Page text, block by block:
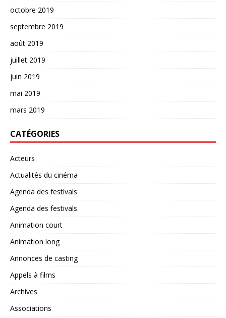
octobre 2019
septembre 2019
août 2019
juillet 2019
juin 2019
mai 2019
mars 2019
CATÉGORIES
Acteurs
Actualités du cinéma
Agenda des festivals
Agenda des festivals
Animation court
Animation long
Annonces de casting
Appels à films
Archives
Associations